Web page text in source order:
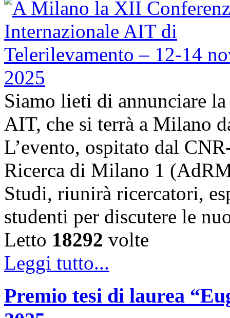
Siamo lieti di annunciare
AIT, che si terrà a Milano
L’evento, ospitato dal
Ricerca di Milano 1
Studi, riunirà ricercatori,
studenti per discutere le
Letto 18292 volte
Leggi tutto...
Premio tesi di laurea